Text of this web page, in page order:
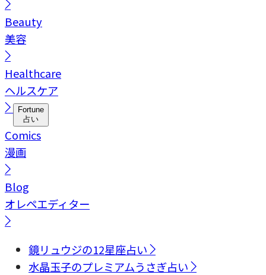
Beauty
美容
Healthcare
ヘルスケア
Fortune
占い
Comics
漫画
Blog
オレペエディター
鏡リュウジの12星座占い
水晶玉子のプレミアムうさぎ占い